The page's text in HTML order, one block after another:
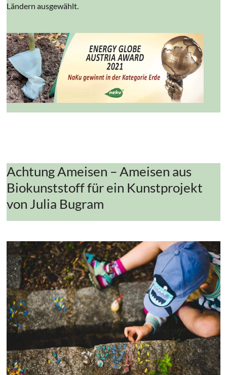
Ländern ausgewählt.
Achtung Ameisen – Ameisen aus
Biokunststoff für ein Kunstprojekt
von Julia Bugram